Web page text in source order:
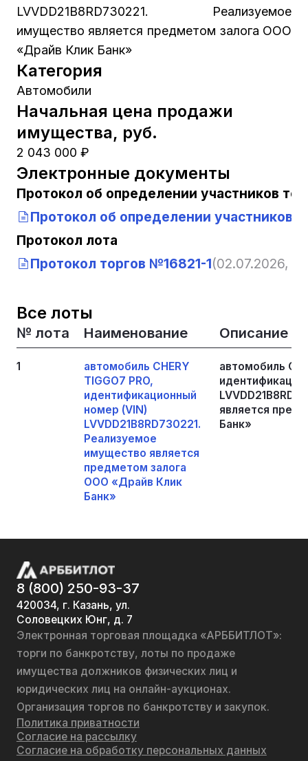
LVVDD21B8RD730221. Реализуемое
имущество является предметом залога ООО
«Драйв Клик Банк»
Категория
Автомобили
Начальная цена продажи
имущества, руб.
2 043 000 ₽
Электронные документы
Протокол об определении участников
Протокол об определении участников
Протокол лота
Протокол торгов №16821-1(02.07.2026,
Все лоты
№ лота Наименование Описание
1
автомобиль CHERY
TIGGO7 PRO,
идентификационный
номер (VIN)
LVVDD21B8RD730221.
Реализуемое
имущество является
предметом залога
ООО «Драйв Клик
Банк»
автомобиль
является
Банк»
8 (800) 250-93-37
420034, г. Казань, ул.
Соловецких Юнг, д. 7
Электронная торговая площадка «АРББИТЛОТ»:
торги по банкротству, лоты по продаже
имущества должников физических лиц и
юридических лиц на онлайн-аукционах.
Организация торгов по банкротству и закупок.
Политика приватности
Согласие на рассылку
Согласие на обработку персональных данных